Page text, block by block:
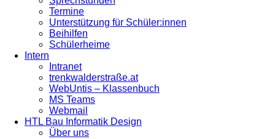
Termine
Unterstützung für Schüler:innen
Beihilfen
Schülerheime
Intern
Intranet
trenkwalderstraße.at
WebUntis – Klassenbuch
MS Teams
Webmail
HTL Bau Informatik Design
Über uns